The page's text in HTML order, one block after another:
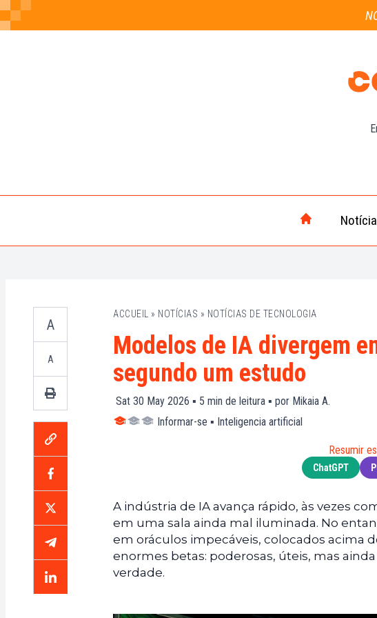
A
A
ACCUEIL » NOTÍCIAS » NOTÍCIAS DE TECNOLOGIA
Modelos de IA divergem
segundo um estudo
Sat 30 May 2026 ▪ 5 min de leitura ▪ por Mikaia A.
Informar-se ▪ Inteligencia artificial
Resumir
ChatGPT
A indústria de IA avança rápido, às vezes
em uma sala ainda mal iluminada. No
em oráculos impecáveis, colocados acima
enormes betas: poderosas, úteis, mas
verdade.